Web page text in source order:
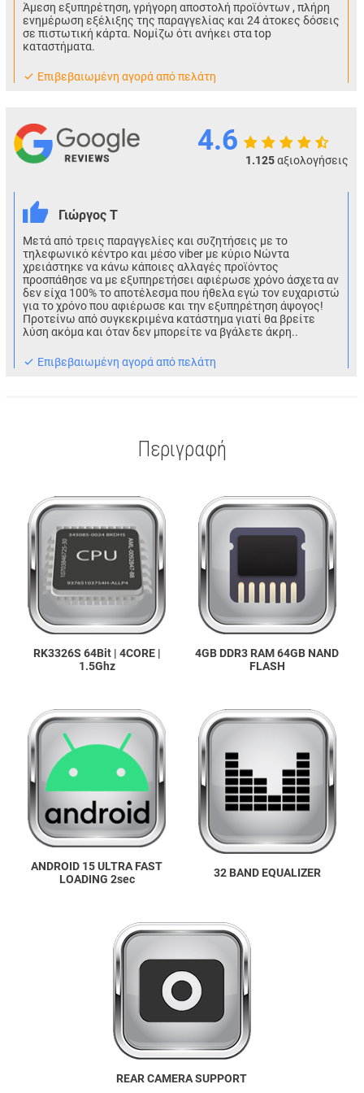
Άμεση εξυπηρέτηση, γρήγορη αποστολή προϊόντων , πλήρη
ενημέρωση εξέλιξης της παραγγελίας και 24 άτοκες δόσεις
σε πιστωτική κάρτα. Νομίζω ότι ανήκει στα top
καταστήματα.
Eπιβεβαιωμένη αγορά από πελάτη
4.6
1.125αξιολογήσεις
Γιώργος Τ
Μετά από τρεις παραγγελίες και συζητήσεις με το
τηλεφωνικό κέντρο και μέσο viber με κύριο Νώντα
χρειάστηκε να κάνω κάποιες αλλαγές προϊόντος
προσπάθησε να με εξυπηρετήσει αφιέρωσε χρόνο άσχετα αν
δεν είχα 100% το αποτέλεσμα που ήθελα εγώ τον ευχαριστώ
για το χρόνο που αφιέρωσε και την εξυπηρέτηση άψογος!
Προτείνω από συγκεκριμένα κατάστημα γιατί θα βρείτε
λύση ακόμα και όταν δεν μπορείτε να βγάλετε άκρη..
Eπιβεβαιωμένη αγορά από πελάτη
Περιγραφή
RK3326S 64Bit | 4CORE |
1.5Ghz
4GB DDR3 RAM 64GB NAND
FLASH
ANDROID 15 ULTRA FAST
LOADING 2sec
32 BAND EQUALIZER
REAR CAMERA SUPPORT